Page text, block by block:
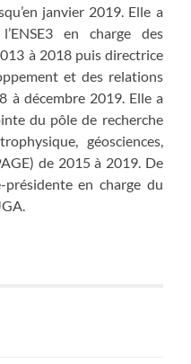
janvier 2019. Elle a
en charge des
à 2018 puis directrice
et des relations
à décembre 2019. Elle a
du pôle de recherche
géosciences,
de 2015 à 2019. De
en charge du